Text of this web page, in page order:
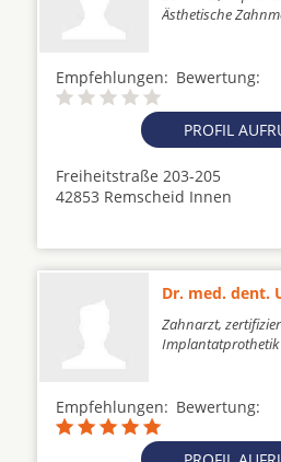
Ästhetische
Empfehlungen: Bewertung:
PROFIL
Freiheitstraße 203-205
42853 Remscheid Innen
Dr. med. dent.
Zahnarzt,
Implantatprothetik
Empfehlungen: Bewertung: